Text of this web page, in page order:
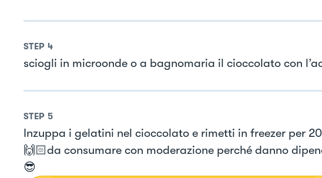
STEP 4
sciogli in microonde o a bagnomaria il cioccolato con
STEP 5
Inzuppa i gelatini nel cioccolato e rimetti in freezer per
🙌🏻da consumare con moderazione perché danno
😎